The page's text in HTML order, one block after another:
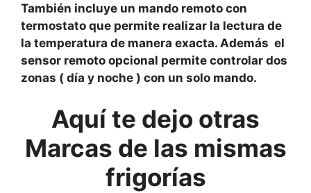
También incluye un mando remoto con
termostato que permite realizar la lectura de
la temperatura de manera exacta. Además el
sensor remoto opcional permite controlar dos
zonas ( día y noche ) con un solo mando.
Aquí te dejo otras
Marcas de las mismas
frigorías